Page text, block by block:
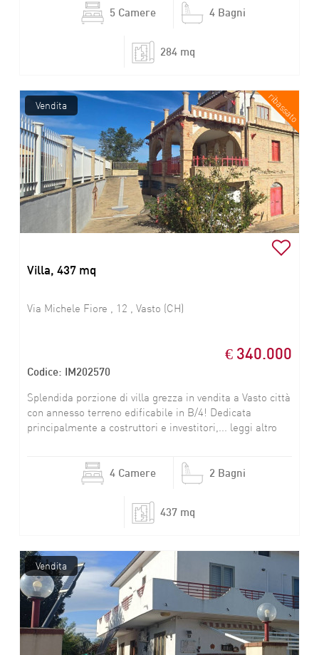
5 Camere 4 Bagni
284 mq
Vendita ribassato
Villa, 437 mq
Via Michele Fiore , 12 , Vasto (CH)
€ 340.000
Codice: IM202570
Splendida porzione di villa grezza in vendita a Vasto città
con annesso terreno edificabile in B/4! Dedicata
principalmente a costruttori e investitori,... leggi altro
4 Camere 2 Bagni
437 mq
Vendita